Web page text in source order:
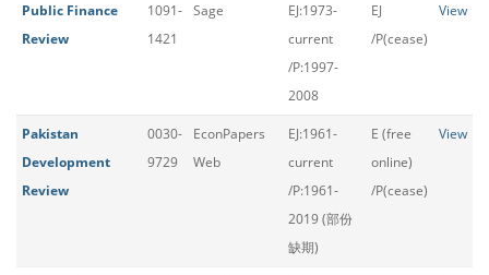
Public Finance
Review
1091-
1421
Sage
EJ:1973-
current
/P:1997-
2008
EJ
/P(cease)
View
Pakistan
Development
Review
0030-
9729
EconPapers
Web
EJ:1961-
current
/P:1961-
2019 (部份
缺期)
E (free
online)
/P(cease)
View